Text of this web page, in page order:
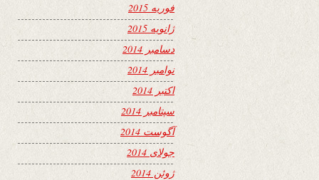
فوریه 2015
ژانویه 2015
دسامبر 2014
نوامبر 2014
اکتبر 2014
سپتامبر 2014
آگوست 2014
جولای 2014
ژوئن 2014